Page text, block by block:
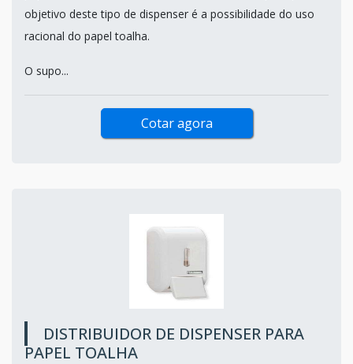
objetivo deste tipo de dispenser é a possibilidade do uso
racional do papel toalha.
O supo...
Cotar agora
DISTRIBUIDOR DE DISPENSER PARA
PAPEL TOALHA